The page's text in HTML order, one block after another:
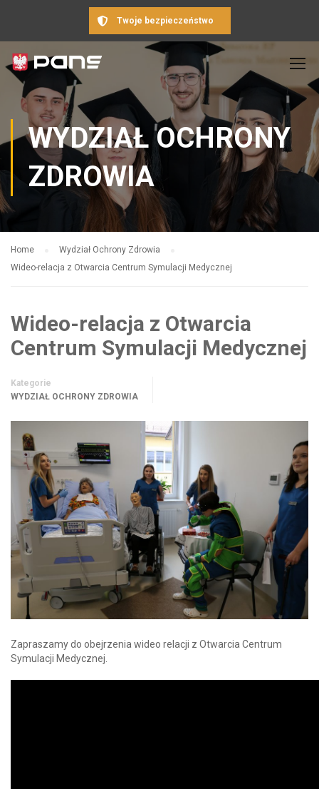
Twoje bezpieczeństwo
WYDZIAŁ OCHRONY
ZDROWIA
Home
Wydział Ochrony Zdrowia
Wideo-relacja z Otwarcia Centrum Symulacji Medycznej
Wideo-relacja z Otwarcia
Centrum Symulacji Medycznej
Kategorie
WYDZIAŁ OCHRONY ZDROWIA
Zapraszamy do obejrzenia wideo relacji z Otwarcia Centrum
Symulacji Medycznej.